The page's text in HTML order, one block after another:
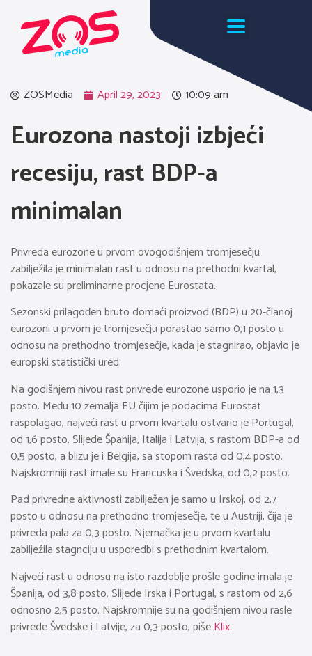
ZOSMedia April 29, 2023 10:09 am
Eurozona nastoji izbjeći
recesiju, rast BDP-a
minimalan
Privreda eurozone u prvom ovogodišnjem tromjesečju
zabilježila je minimalan rast u odnosu na prethodni kvartal,
pokazale su preliminarne procjene Eurostata.
Sezonski prilagođen bruto domaći proizvod (BDP) u 20-članoj
eurozoni u prvom je tromjesečju porastao samo 0,1 posto u
odnosu na prethodno tromjesečje, kada je stagnirao, objavio je
europski statistički ured.
Na godišnjem nivou rast privrede eurozone usporio je na 1,3
posto. Među 10 zemalja EU čijim je podacima Eurostat
raspolagao, najveći rast u prvom kvartalu ostvario je Portugal,
od 1,6 posto. Slijede Španija, Italija i Latvija, s rastom BDP-a od
0,5 posto, a blizu je i Belgija, sa stopom rasta od 0,4 posto.
Najskromniji rast imale su Francuska i Švedska, od 0,2 posto.
Pad privredne aktivnosti zabilježen je samo u Irskoj, od 2,7
posto u odnosu na prethodno tromjesečje, te u Austriji, čija je
privreda pala za 0,3 posto. Njemačka je u prvom kvartalu
zabilježila stagnciju u usporedbi s prethodnim kvartalom.
Najveći rast u odnosu na isto razdoblje prošle godine imala je
Španija, od 3,8 posto. Slijede Irska i Portugal, s rastom od 2,6
odnosno 2,5 posto. Najskromnije su na godišnjem nivou rasle
privrede Švedske i Latvije, za 0,3 posto, pišeKlix.